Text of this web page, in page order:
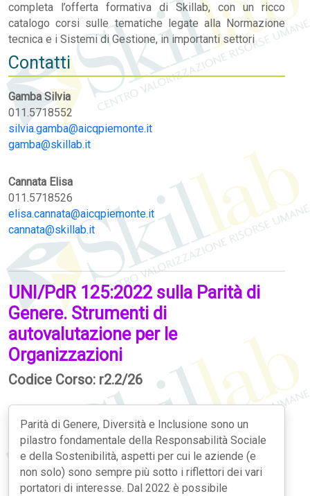
completa l’offerta formativa di Skillab, con un ricco
catalogo corsi sulle tematiche legate alla Normazione
tecnica e i Sistemi di Gestione, in importanti settori
Contatti
Gamba Silvia
011.5718552
silvia.gamba@aicqpiemonte.it
gamba@skillab.it
Cannata Elisa
011.5718526
elisa.cannata@aicqpiemonte.it
cannata@skillab.it
UNI/PdR 125:2022 sulla Parità di
Genere. Strumenti di
autovalutazione per le
Organizzazioni
Codice Corso: r2.2/26
Parità di Genere, Diversità e Inclusione sono un
pilastro fondamentale della Responsabilità Sociale
e della Sostenibilità, aspetti per cui le aziende (e
non solo) sono sempre più sotto i riflettori dei vari
portatori di interesse. Dal 2022 è possibile